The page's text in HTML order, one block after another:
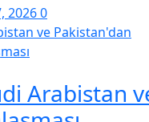
20260
Arabistan